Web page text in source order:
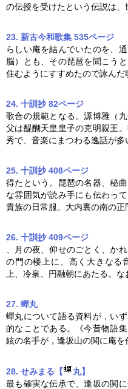
の伝授を受けたという伝説は、
23. 新古今和歌集 535ページ
らしい庵を結んでいたのを、
脳）とも、その琵琶を聞こう
住むようにすすめたので詠んだ
24. 十訓抄 82ページ
歌合の規範となる。源博雅 （
父は醍醐天皇皇子の克明親王
秀で、音楽にまつわる逸話が多
25. 十訓抄 408ページ
得たという。琵琶の名器、秘
な雰囲気が読み手にも伝わって
貴族の日常服。大内裏の南の正
26. 十訓抄 409ページ
、月の夜、仰せのごとく、か
の門の楼上に、高く大きな
上、冷泉、円融朝にあたる。
27. 蟬丸
蟬丸について語る資料が，い
的なことである。《今昔物語
絃の名手が，逢坂山の関に庵を
28. せみまる【 丸】
最も確実な伝承で、逢坂の関